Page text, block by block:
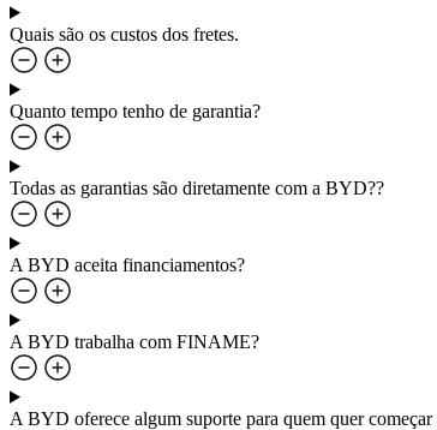
Quais são os custos dos fretes.
Quanto tempo tenho de garantia?
Todas as garantias são diretamente com a BYD??
A BYD aceita financiamentos?
A BYD trabalha com FINAME?
A BYD oferece algum suporte para quem quer